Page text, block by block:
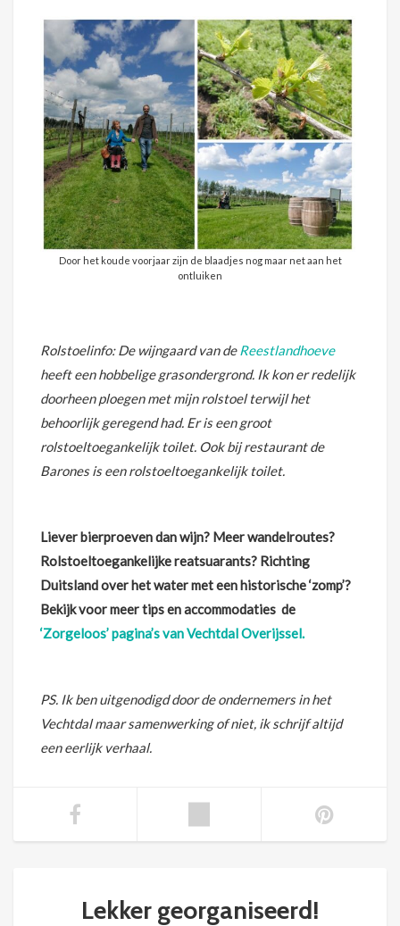
Door het koude voorjaar zijn de blaadjes nog maar net aan het
ontluiken
Rolstoelinfo: De wijngaard van deReestlandhoeve
heeft een hobbelige grasondergrond. Ik kon er redelijk
doorheen ploegen met mijn rolstoel terwijl het
behoorlijk geregend had. Er is een groot
rolstoeltoegankelijk toilet. Ook bij restaurant de
Barones is een rolstoeltoegankelijk toilet.
Liever bierproeven dan wijn? Meer wandelroutes?
Rolstoeltoegankelijke reatsuarants? Richting
Duitsland over het water met een historische ‘zomp’?
Bekijk voor meer tips en accommodaties de
‘Zorgeloos’ pagina’s van Vechtdal Overijssel.
PS. Ik ben uitgenodigd door de ondernemers in het
Vechtdal maar samenwerking of niet, ik schrijf altijd
een eerlijk verhaal.
Lekker georganiseerd!